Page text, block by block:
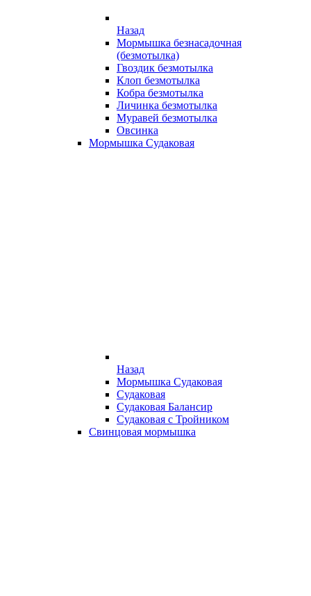
Назад
Мормышка безнасадочная
(безмотылка)
Гвоздик безмотылка
Клоп безмотылка
Кобра безмотылка
Личинка безмотылка
Муравей безмотылка
Овсинка
Мормышка Судаковая
Назад
Мормышка Судаковая
Судаковая
Судаковая Балансир
Судаковая с Тройником
Свинцовая мормышка